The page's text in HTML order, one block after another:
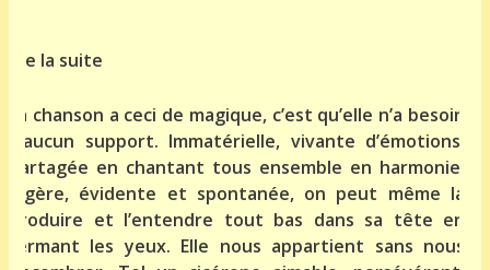
lire la suite
La chanson a ceci de magique, c’est qu’elle n’a besoin
d’aucun support. Immatérielle, vivante d’émotions,
partagée en chantant tous ensemble en harmonie,
légère, évidente et spontanée, on peut même la
produire et l’entendre tout bas dans sa tête en
fermant les yeux. Elle nous appartient sans nous